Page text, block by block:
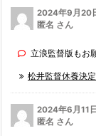
2024年9月20
匿名 さん
立浪監督版もお
松井監督休養決
2024年6月11日
匿名 さん